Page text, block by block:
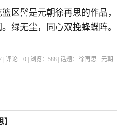
区髻是元朝徐再思的作品
绿无尘，同心双挽蜂蝶阵
| 评论：0 | 浏览：588 | 话题： 徐再思 元朝